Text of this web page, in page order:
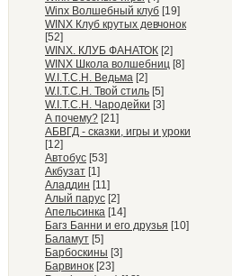
Winx Волшебный клуб [19]
WINX Клуб крутых девчонок
[52]
WINX. КЛУБ ФАНАТОК [2]
WINX Школа волшебниц [8]
W.I.T.C.H. Ведьма [2]
W.I.T.C.H. Твой стиль [5]
W.I.T.C.H. Чародейки [3]
А почему? [21]
АБВГД - сказки, игры и уроки
[12]
Автобус [53]
Акбузат [1]
Аладдин [11]
Алый парус [2]
Апельсинка [14]
Багз Банни и его друзья [10]
Баламут [5]
Барбоскины [3]
Барвинок [23]